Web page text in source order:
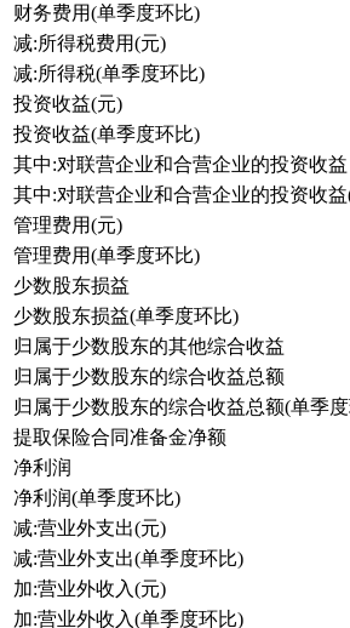
财务费用(单季度环比)
减:所得税费用(元)
减:所得税(单季度环比)
投资收益(元)
投资收益(单季度环比)
其中:对联营企业和合营企业的投资收益
其中:对联营企业和合营企业的投资收
管理费用(元)
管理费用(单季度环比)
少数股东损益
少数股东损益(单季度环比)
归属于少数股东的其他综合收益
归属于少数股东的综合收益总额
归属于少数股东的综合收益总额(单季
提取保险合同准备金净额
净利润
净利润(单季度环比)
减:营业外支出(元)
减:营业外支出(单季度环比)
加:营业外收入(元)
加:营业外收入(单季度环比)